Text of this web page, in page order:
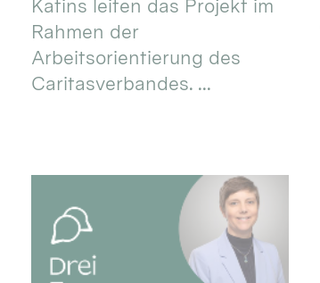
Katins leiten das Projekt im
Rahmen der
Arbeitsorientierung des
Caritasverbandes. ...